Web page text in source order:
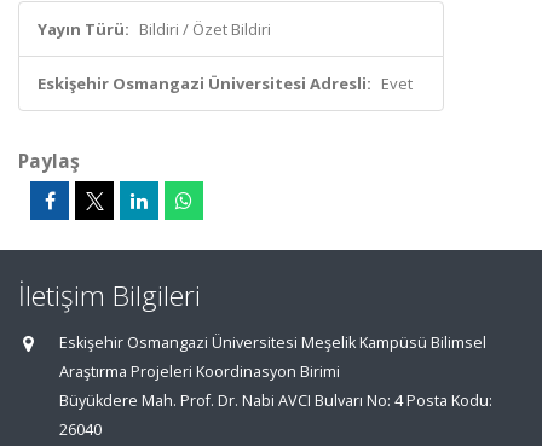
Yayın Türü: Bildiri / Özet Bildiri
Eskişehir Osmangazi Üniversitesi Adresli: Evet
Paylaş
İletişim Bilgileri
Eskişehir Osmangazi Üniversitesi Meşelik Kampüsü Bilimsel
Araştırma Projeleri Koordinasyon Birimi
Büyükdere Mah. Prof. Dr. Nabi AVCI Bulvarı No: 4 Posta Kodu:
26040